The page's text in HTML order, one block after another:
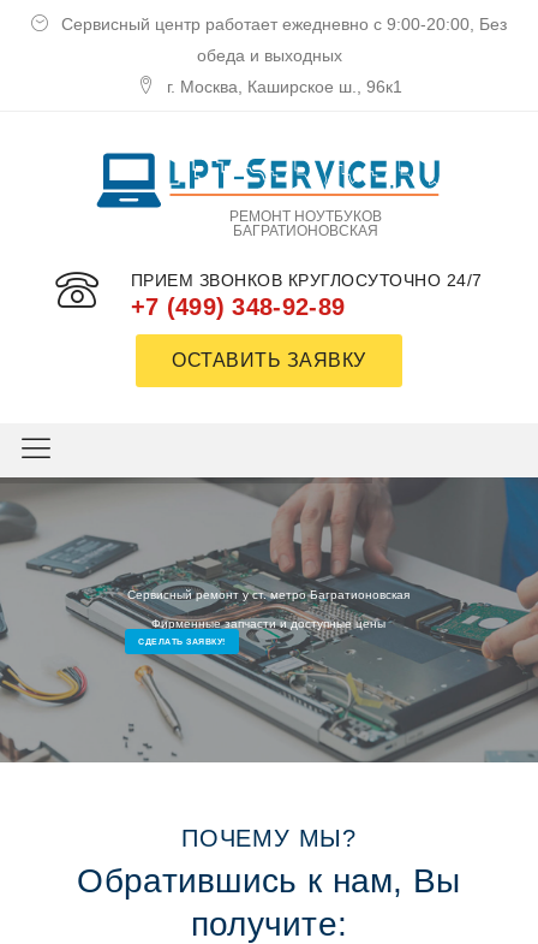
Сервисный центр работает ежедневно с 9:00-20:00, Без
обеда и выходных
г. Москва, Каширское ш., 96к1
РЕМОНТ НОУТБУКОВ
БАГРАТИОНОВСКАЯ
ПРИЕМ ЗВОНКОВ КРУГЛОСУТОЧНО 24/7
+7 (499) 348-92-89
ОСТАВИТЬ ЗАЯВКУ
Сервисный ремонт у ст. метро Багратионовская
Фирменные запчасти и доступные цены
СДЕЛАТЬ ЗАЯВКУ!
ПОЧЕМУ МЫ?
Обратившись к нам, Вы
получите: